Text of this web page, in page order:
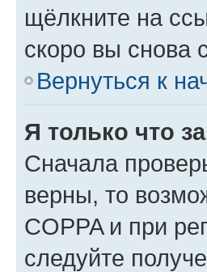
щёлкните на
скоро вы снова
Вернуться к
Я только что
Сначала
верны, то
COPPA и при
следуйте